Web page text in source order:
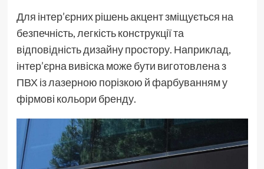
Для інтер’єрних рішень акцент зміщується на
безпечність, легкість конструкції та
відповідність дизайну простору. Наприклад,
інтер’єрна вивіска може бути виготовлена з
ПВХ із лазерною порізкою й фарбуванням у
фірмові кольори бренду.